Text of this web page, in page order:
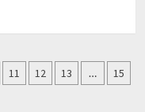
11 12 13 …
15